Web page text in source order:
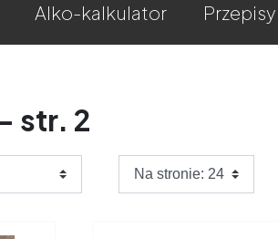
alko-kalkulator
str. 2